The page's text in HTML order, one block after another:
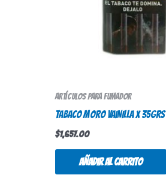
Artículos para fumador
TABACO MORO VAINILLA X 35Grs
$1,657.00
Añadir al carrito